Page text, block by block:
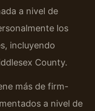
a nivel de
los
incluyendo
County.
más de firm-
a nivel de